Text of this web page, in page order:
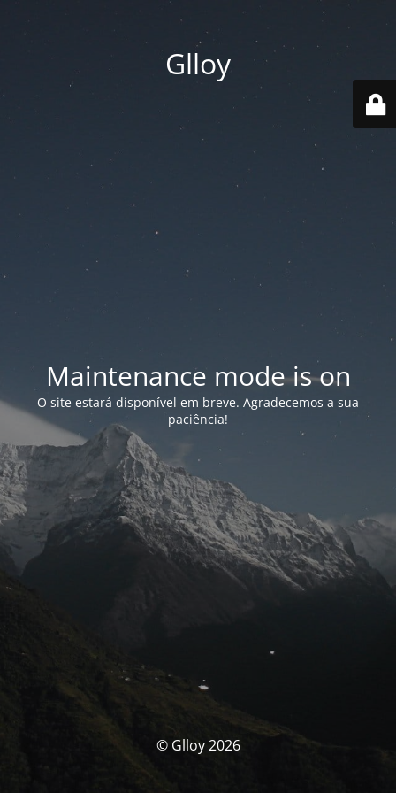
Glloy
Maintenance mode is on
O site estará disponível em breve. Agradecemos a sua
paciência!
© Glloy 2026